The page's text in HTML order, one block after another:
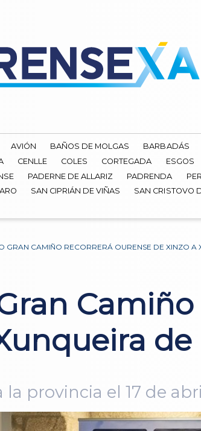
AVIÓN BAÑOS DE MOLGAS BARBADÁS
CENLLE COLES CORTEGADA ESGOS
PADERNE DE ALLARIZ PADRENDA
SAN CIPRIÁN DE VIÑAS SAN CRISTOVO
GRAN CAMIÑO RECORRERÁ OURENSE DE XINZO
provincia el 17 de